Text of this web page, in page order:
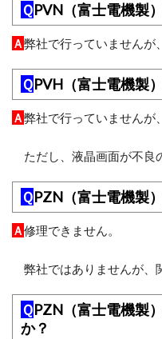
ＱPVN（富士電機製
Ａ弊社で行っていませんが
ＱPVH（富士電機製
Ａ弊社で行っていませんが
ただし、液晶画面が不良
ＱPZN（富士電機製
Ａ修理できません。
弊社ではありませんが、
ＱPZN（富士電機製
か？